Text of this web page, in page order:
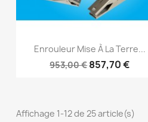
Aperçu rapide
Enrouleur Mise À La Terre...
953,00 €857,70 €
Affichage 1-12 de 25 article(s)